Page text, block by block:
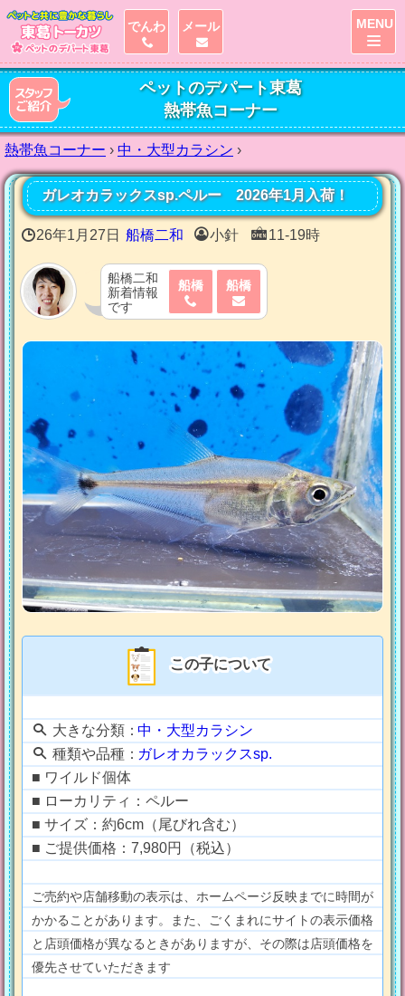
ペットのデパート東葛
熱帯魚コーナー
熱帯魚コーナー › 中・大型カラシン ›
ガレオカラックスsp.ペルー 2026年1月入荷！
26年1月27日 船橋二和 小針 11-19時
船橋二和
新着情報
です
船橋 船橋
この子について
大きな分類：中・大型カラシン
種類や品種： ガレオカラックスsp.
■ ワイルド個体
■ ローカリティ：ペルー
■ サイズ：約6cm（尾びれ含む）
■ ご提供価格：7,980円（税込）
ご売約や店舗移動の表示は、ホームページ反映までに時間が
かかることがあります。また、ごくまれにサイトの表示価格
と店頭価格が異なるときがありますが、その際は店頭価格を
優先させていただきます
でんわ メール MENU